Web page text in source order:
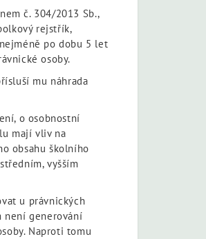
č. 304/2013 Sb.,
rejstřík,
po dobu 5 let
osoby.
mu náhrada
o osobnostní
mají vliv na
obsahu školního
vyšším
u právnických
není generování
Naproti tomu